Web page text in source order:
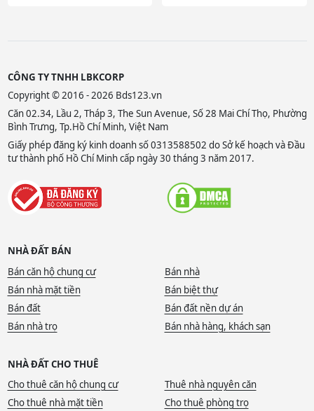
CÔNG TY TNHH LBKCORP
Copyright © 2016 - 2026 Bds123.vn
Căn 02.34, Lầu 2, Tháp 3, The Sun Avenue, Số 28 Mai Chí Thọ, Phường
Bình Trưng, Tp.Hồ Chí Minh, Việt Nam
Giấy phép đăng ký kinh doanh số 0313588502 do Sở kế hoạch và Đầu
tư thành phố Hồ Chí Minh cấp ngày 30 tháng 3 năm 2017.
NHÀ ĐẤT BÁN
Bán căn hộ chung cư
Bán nhà
Bán nhà mặt tiền
Bán biệt thự
Bán đất
Bán đất nền dự án
Bán nhà trọ
Bán nhà hàng, khách sạn
NHÀ ĐẤT CHO THUÊ
Cho thuê căn hộ chung cư
Thuê nhà nguyên căn
Cho thuê nhà mặt tiền
Cho thuê phòng trọ